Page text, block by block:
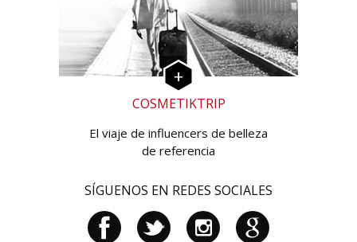
COSMETIKTRIP
El viaje de influencers de belleza
de referencia
SÍGUENOS EN REDES SOCIALES